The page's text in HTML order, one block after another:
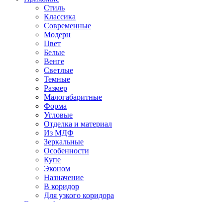
Стиль
Классика
Современные
Модерн
Цвет
Белые
Венге
Светлые
Темные
Размер
Малогабаритные
Форма
Угловые
Отделка и материал
Из МДФ
Зеркальные
Особенности
Купе
Эконом
Назначение
В коридор
Для узкого коридора